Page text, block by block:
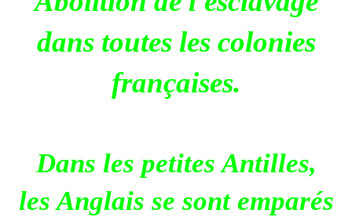
dans toutes les colonies
françaises.
Dans les petites Antilles,
les Anglais se sont emparés